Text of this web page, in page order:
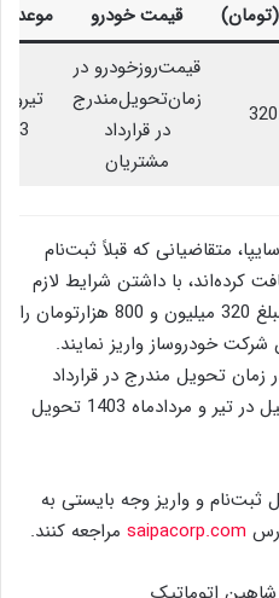
قیمت خودرو
قیمت‌روزخودرو در
زمان‌تحویل‌مندرج
در قرارداد
مشتریان
متقاضیانی که قبلاً ثبت‌نام
کرده‌اند، با داشتن شرایط لازم
که در ادامه مطرح می‌کنیم، باید مبلغ 320 میلیون و 800 هزارتومان را
خودروساز واریز نمایند.
تحویل مندرج در قرارداد
مشتریان محاسبه می‌شود و اتومبیل در تیر و مردادماه 1403 تحویل
ثبت‌نام و واریز وجه بایستی به
saipacorp.com مراجعه کنند.